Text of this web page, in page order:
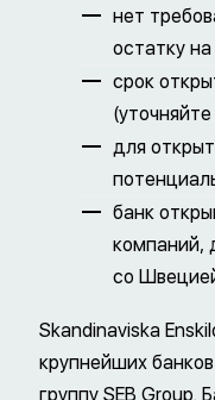
нет
остатку
срок
для
банк
компаний,
со
Skandinaviska
крупнейших
группу SEB Group.